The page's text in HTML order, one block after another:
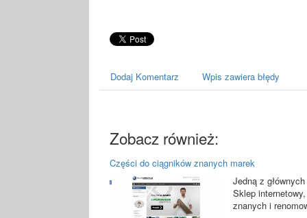
Dodaj Komentarz Wpis zawiera błędy
Zobacz również:
Części do ciągników znanych marek
Jedną z
Sklep
znanych i